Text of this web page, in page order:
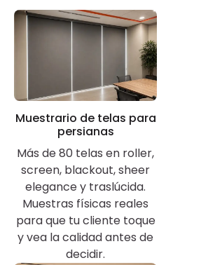
Muestrario de telas para
persianas
Más de 80 telas en roller,
screen, blackout, sheer
elegance y traslúcida.
Muestras físicas reales
para que tu cliente toque
y vea la calidad antes de
decidir.